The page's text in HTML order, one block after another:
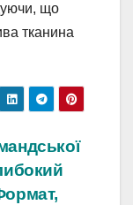
що
тканина